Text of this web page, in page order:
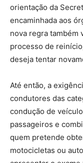
orientação da
encaminhada aos
nova regra também
processo de
deseja tentar
Até então, a
condutores das
condução de
passageiros e
quem pretende
motocicletas ou